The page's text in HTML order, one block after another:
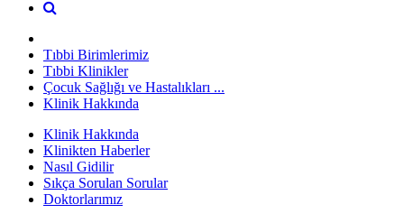
Tıbbi Birimlerimiz
Tıbbi Klinikler
Çocuk Sağlığı ve Hastalıkları ...
Klinik Hakkında
Klinik Hakkında
Klinikten Haberler
Nasıl Gidilir
Sıkça Sorulan Sorular
Doktorlarımız